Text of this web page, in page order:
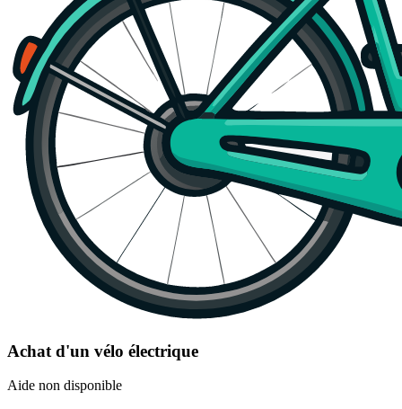
Achat d'un vélo électrique
Aide non disponible